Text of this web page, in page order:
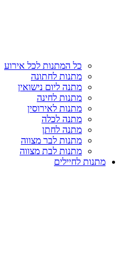
כל המתנות לכל אירוע
מתנות לחתונה
מתנה ליום נישואין
מתנות לחינה
מתנות לאירוסין
מתנה לכלה
מתנה לחתן
מתנות לבר מצווה
מתנות לבת מצווה
מתנות לחיילים